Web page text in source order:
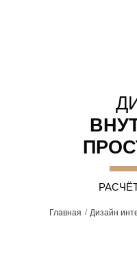
Главная Дизайн